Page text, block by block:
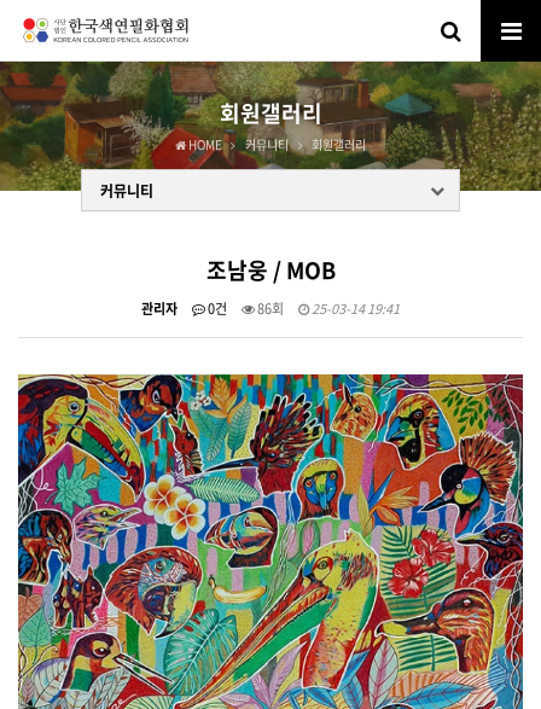
회원갤러리
HOME 커뮤니티 회원갤러리
커뮤니티
조남웅 / MOB
관리자 0건 86회 25-03-14 19:41